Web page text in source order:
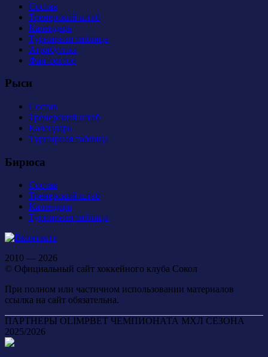
Состав
Тренерский штаб
Календарь
Турнирная таблица
Атрибутика
Фан-сектор
Рыси
Состав
Тренерский штаб
Календарь
Турнирная таблица
Бирюса
Состав
Тренерский штаб
Календарь
Турнирная таблица
2010 — 2026
© Официальный сайт хоккейного клуба Сокол
При полном или частичном использовании материалов
ссылка на сайт обязательна.
ПАРТНЕРЫ OLIMPBET ЧЕМПИОНАТА МХЛ СЕЗОНА
2025/2026